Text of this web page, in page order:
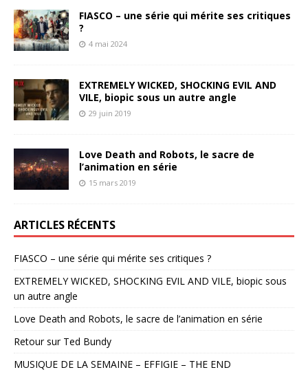
FIASCO – une série qui mérite ses critiques
?
4 mai 2024
EXTREMELY WICKED, SHOCKING EVIL AND
VILE, biopic sous un autre angle
29 juin 2019
Love Death and Robots, le sacre de
l’animation en série
15 mars 2019
ARTICLES RÉCENTS
FIASCO – une série qui mérite ses critiques ?
EXTREMELY WICKED, SHOCKING EVIL AND VILE, biopic sous
un autre angle
Love Death and Robots, le sacre de l’animation en série
Retour sur Ted Bundy
MUSIQUE DE LA SEMAINE – EFFIGIE – THE END